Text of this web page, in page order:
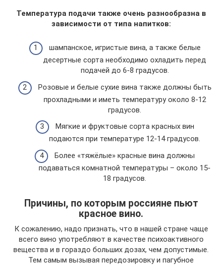
Температура подачи также очень разнообразна в
зависимости от типа напитков:
шампанское, игристые вина, а также белые
десертные сорта необходимо охладить перед
подачей до 6-8 градусов.
Розовые и белые сухие вина также должны быть
прохладными и иметь температуру около 8-12
градусов.
Мягкие и фруктовые сорта красных вин
подаются при температуре 12-14 градусов.
Более «тяжёлые» красные вина должны
подаваться комнатной температуры – около 15-
18 градусов.
Причины, по которым россияне пьют
красное вино.
К сожалению, надо признать, что в нашей стране чаще
всего вино употребляют в качестве психоактивного
вещества и в гораздо больших дозах, чем допустимые.
Тем самым вызывая передозировку и пагубное